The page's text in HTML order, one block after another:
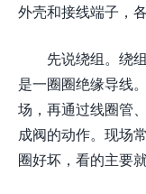
外壳和接线端子，
先说绕组。绕
是一圈圈绝缘导线
场，再通过线圈管
成阀的动作。现场
圈好坏，看的主要